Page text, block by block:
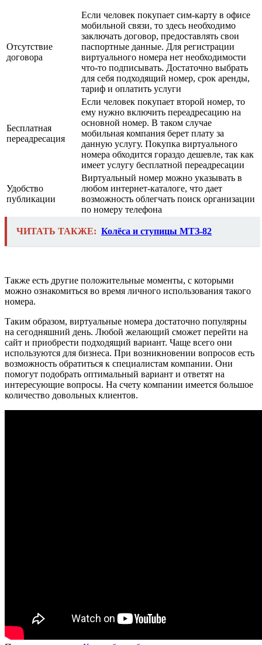
Отсутствие
договора
Если человек покупает сим-карту в офисе
мобильной связи, то здесь необходимо
заключать договор, предоставлять свои
паспортные данные. Для регистрации
виртуального номера нет необходимости
что-то подписывать. Достаточно выбрать
для себя подходящий номер, срок аренды,
тариф и оплатить услуги
Бесплатная
переадресация
Если человек покупает второй номер, то
ему нужно включить переадресацию на
основной номер. В таком случае
мобильная компания берет плату за
данную услугу. Покупка виртуального
номера обходится гораздо дешевле, так как
имеет услугу бесплатной переадресации
Удобство
публикации
Виртуальный номер можно указывать в
любом интернет-каталоге, что дает
возможность облегчать поиск организации
по номеру телефона
ЧИТАТЬ ТАКЖЕ: Колёса и ступицы МТЗ-82
Также есть другие положительные моменты, с которыми
можно ознакомиться во время личного использования такого
номера.
Таким образом, виртуальные номера достаточно популярны
на сегодняшний день. Любой желающий сможет перейти на
сайт и приобрести подходящий вариант. Чаще всего они
используются для бизнеса. При возникновении вопросов есть
возможность обратиться к специалистам компании. Они
помогут подобрать оптимальный вариант и ответят на
интересующие вопросы. На счету компании имеется большое
количество довольных клиентов.